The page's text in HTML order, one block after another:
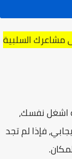
مشاعرك السلبية
اشغل نفسك،
فإذا لم تجد